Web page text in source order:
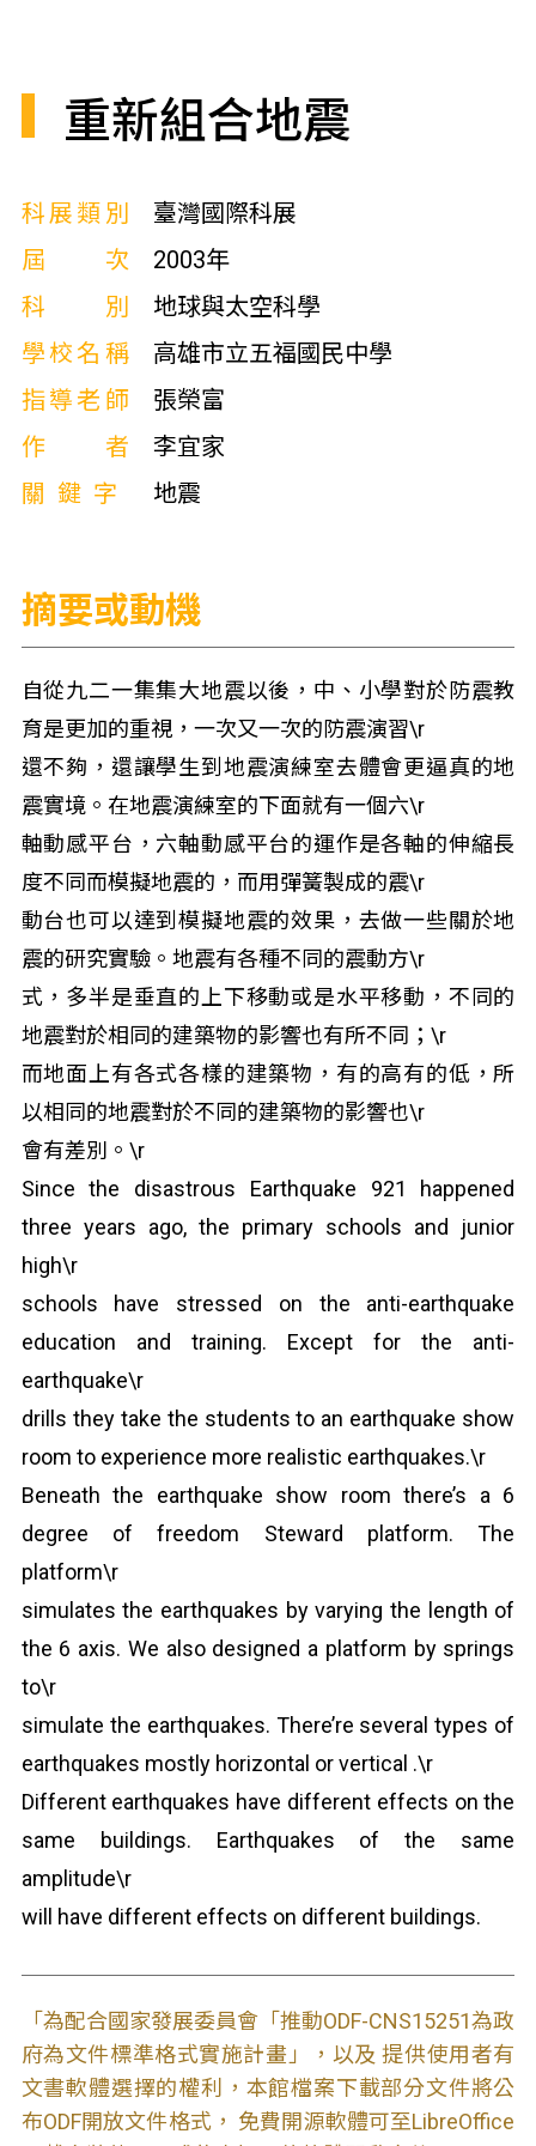
重新組合地震
科展類別
臺灣國際科展
屆次
2003年
科別
地球與太空科學
學校名稱
高雄市立五福國民中學
指導老師
張榮富
作者
李宜家
關鍵字
地震
摘要或動機
自從九二一集集大地震以後，中、小學對於防震教
育是更加的重視，一次又一次的防震演習\r
還不夠，還讓學生到地震演練室去體會更逼真的地
震實境。在地震演練室的下面就有一個六\r
軸動感平台，六軸動感平台的運作是各軸的伸縮長
度不同而模擬地震的，而用彈簧製成的震\r
動台也可以達到模擬地震的效果，去做一些關於地
震的研究實驗。地震有各種不同的震動方\r
式，多半是垂直的上下移動或是水平移動，不同的
地震對於相同的建築物的影響也有所不同；\r
而地面上有各式各樣的建築物，有的高有的低，所
以相同的地震對於不同的建築物的影響也\r
會有差別。\r
Since the disastrous Earthquake 921 happened
three years ago, the primary schools and junior
high\r
schools have stressed on the anti-earthquake
education and training. Except for the anti-
earthquake\r
drills they take the students to an earthquake show
room to experience more realistic earthquakes.\r
Beneath the earthquake show room there’s a 6
degree of freedom Steward platform. The
platform\r
simulates the earthquakes by varying the length of
the 6 axis. We also designed a platform by springs
to\r
simulate the earthquakes. There’re several types of
earthquakes mostly horizontal or vertical .\r
Different earthquakes have different effects on the
same buildings. Earthquakes of the same
amplitude\r
will have different effects on different buildings.
「為配合國家發展委員會「推動ODF-CNS15251為政
府為文件標準格式實施計畫」，以及 提供使用者有
文書軟體選擇的權利，本館檔案下載部分文件將公
布ODF開放文件格式， 免費開源軟體可至LibreOffice